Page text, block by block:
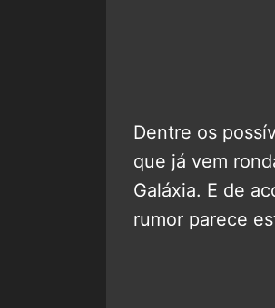
Dentre os
que já vem
Galáxia. E de
rumor parece